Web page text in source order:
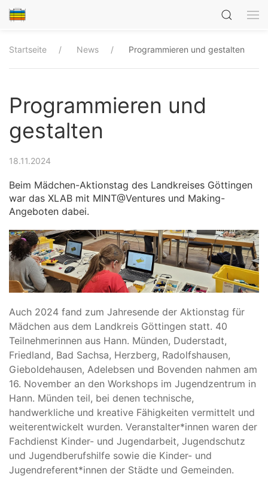
Startseite News Programmieren und gestalten
Programmieren und
gestalten
18.11.2024
Beim Mädchen-Aktionstag des Landkreises Göttingen
war das XLAB mit MINT@Ventures und Making-
Angeboten dabei.
Auch 2024 fand zum Jahresende der Aktionstag für
Mädchen aus dem Landkreis Göttingen statt. 40
Teilnehmerinnen aus Hann. Münden, Duderstadt,
Friedland, Bad Sachsa, Herzberg, Radolfshausen,
Gieboldehausen, Adelebsen und Bovenden nahmen am
16. November an den Workshops im Jugendzentrum in
Hann. Münden teil, bei denen technische,
handwerkliche und kreative Fähigkeiten vermittelt und
weiterentwickelt wurden. Veranstalter*innen waren der
Fachdienst Kinder- und Jugendarbeit, Jugendschutz
und Jugendberufshilfe sowie die Kinder- und
Jugendreferent*innen der Städte und Gemeinden.